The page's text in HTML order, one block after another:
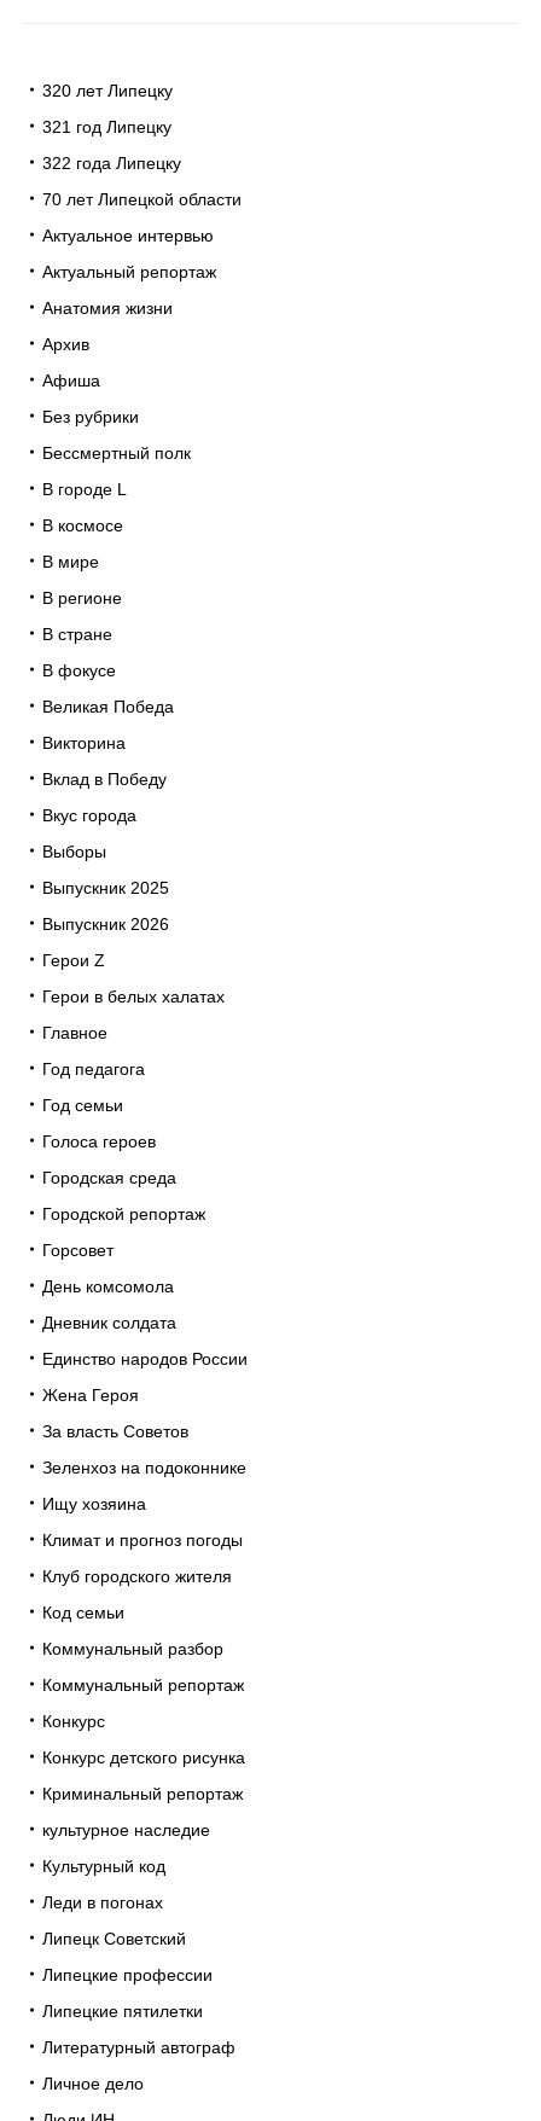
320 лет Липецку
321 год Липецку
322 года Липецку
70 лет Липецкой области
Актуальное интервью
Актуальный репортаж
Анатомия жизни
Архив
Афиша
Без рубрики
Бессмертный полк
В городе L
В космосе
В мире
В регионе
В стране
В фокусе
Великая Победа
Викторина
Вклад в Победу
Вкус города
Выборы
Выпускник 2025
Выпускник 2026
Герои Z
Герои в белых халатах
Главное
Год педагога
Год семьи
Голоса героев
Городская среда
Городской репортаж
Горсовет
День комсомола
Дневник солдата
Единство народов России
Жена Героя
За власть Советов
Зеленхоз на подоконнике
Ищу хозяина
Климат и прогноз погоды
Клуб городского жителя
Код семьи
Коммунальный разбор
Коммунальный репортаж
Конкурс
Конкурс детского рисунка
Криминальный репортаж
культурное наследие
Культурный код
Леди в погонах
Липецк Советский
Липецкие профессии
Липецкие пятилетки
Литературный автограф
Личное дело